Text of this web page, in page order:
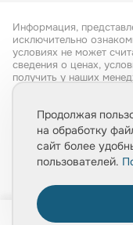
Информация,
исключительно
условиях не может
сведения о ценах,
получить у наших
Продолжая
на обработку
сайт более
пользователей.